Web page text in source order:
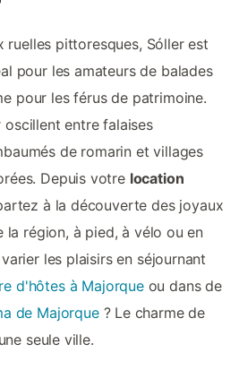
ruelles pittoresques, Sóller est
pour les amateurs de balades
pour les férus de patrimoine.
oscillent entre falaises
de romarin et villages
Depuis votre location
à la découverte des joyaux
la région, à pied, à vélo ou en
les plaisirs en séjournant
d'hôtes à Majorqueou dans de
de Majorque? Le charme de
seule ville.